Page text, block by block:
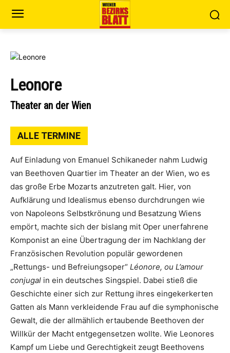
Leonore
Theater an der Wien
ALLE TERMINE
Auf Einladung von Emanuel Schikaneder nahm Ludwig
van Beethoven Quartier im Theater an der Wien, wo es
das große Erbe Mozarts anzutreten galt. Hier, von
Aufklärung und Idealismus ebenso durchdrungen wie
von Napoleons Selbstkrönung und Besatzung Wiens
empört, machte sich der bislang mit Oper unerfahrene
Komponist an eine Übertragung der im Nachklang der
Französischen Revolution populär gewordenen
„Rettungs- und Befreiungsoper“ Léonore, ou L’amour
conjugal in ein deutsches Singspiel. Dabei stieß die
Geschichte einer sich zur Rettung ihres eingekerkerten
Gatten als Mann verkleidende Frau auf die symphonische
Gewalt, die der allmählich ertaubende Beethoven der
Willkür der Macht entgegensetzen wollte. Wie Leonores
Kampf um Liebe und Gerechtigkeit zeugt Beethovens